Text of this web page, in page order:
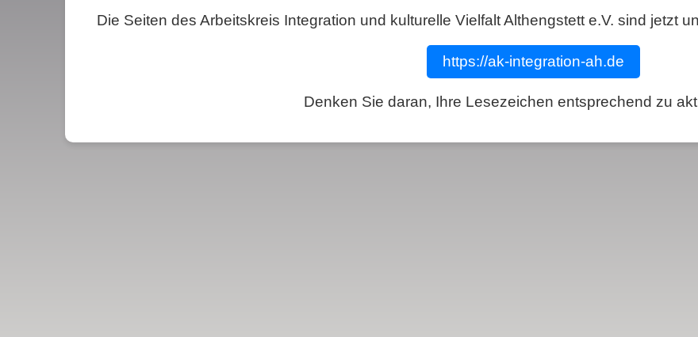
Die Seiten des Arbeitskreis Integration und kulturelle Vielfalt Althengstett e.V. sind jetzt
https://ak-integration-ah.de
Denken Sie daran, Ihre Lesezeichen entsprechend zu